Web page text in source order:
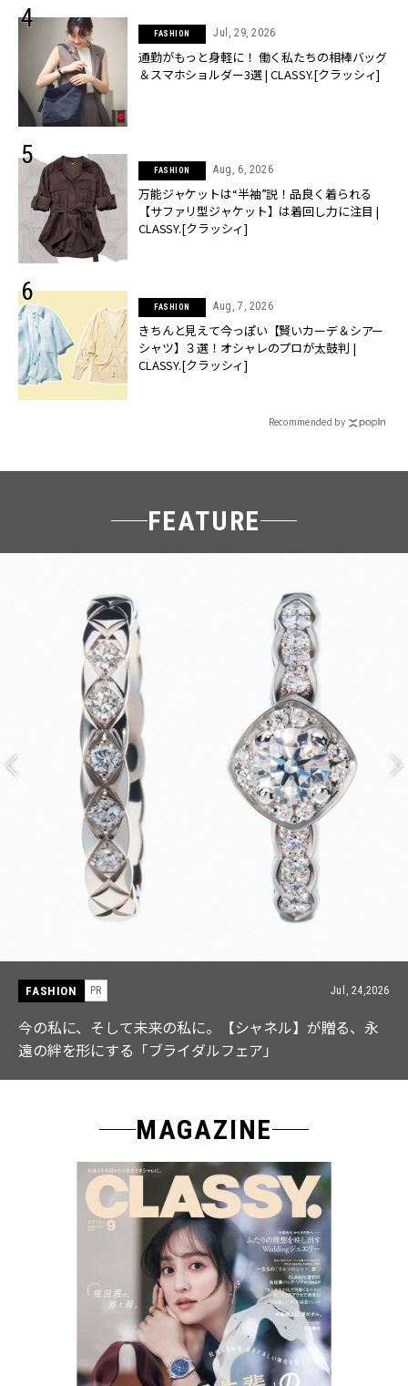
FASHION Jul, 29, 2026
通勤がもっと身軽に！ 働く私たちの相棒バッグ
＆スマホショルダー3選 | CLASSY.[クラッシィ]
FASHION Aug, 6, 2026
万能ジャケットは“半袖”説！品良く着られる
【サファリ型ジャケット】は着回し力に注目 |
CLASSY.[クラッシィ]
FASHION Aug, 7, 2026
きちんと見えて今っぽい【賢いカーデ＆シアー
シャツ】３選！オシャレのプロが太鼓判 |
CLASSY.[クラッシィ]
Recommended by
FEATURE
FASHION Jul,
【ICB】人気インフルエンサーと共同制作! 週5で着たく
なる「名品ブラウス」２選
MAGAZINE